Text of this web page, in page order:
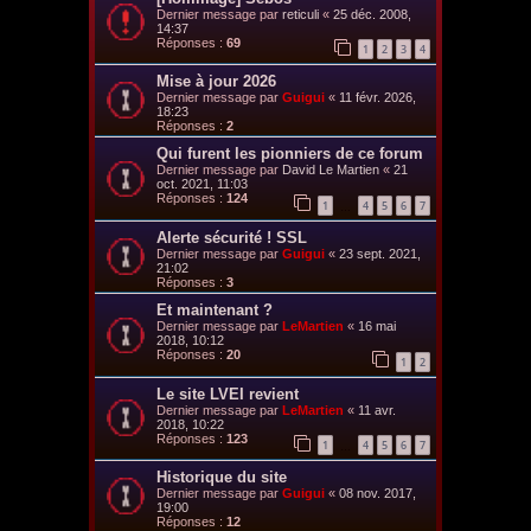
Dernier message par reticuli « 25 déc. 2008,
14:37
Réponses : 69 1 2 3 4
Mise à jour 2026
Dernier message par Guigui « 11 févr. 2026,
18:23
Réponses : 2
Qui furent les pionniers de ce forum
Dernier message par David Le Martien « 21
oct. 2021, 11:03
Réponses : 124 1 4 5 6 7
Alerte sécurité ! SSL
Dernier message par Guigui « 23 sept. 2021,
21:02
Réponses : 3
Et maintenant ?
Dernier message par LeMartien « 16 mai
2018, 10:12
Réponses : 20 1 2
Le site LVEI revient
Dernier message par LeMartien « 11 avr.
2018, 10:22
Réponses : 123 1 4 5 6 7
Historique du site
Dernier message par Guigui « 08 nov. 2017,
19:00
Réponses : 12